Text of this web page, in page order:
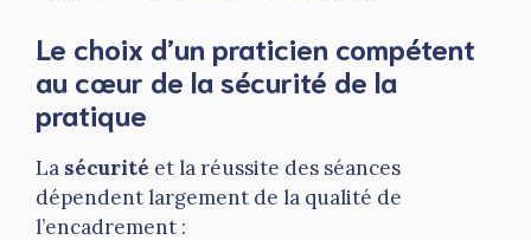
Le choix d’un praticien compétent
au cœur de la sécurité de la
pratique
La sécurité et la réussite des séances
dépendent largement de la qualité de
l’encadrement :